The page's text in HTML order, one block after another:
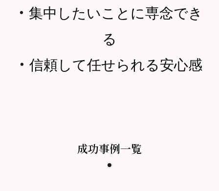
・ 集中したいことに専念でき
る
・ 信頼して任せられる安心感
成功事例一覧